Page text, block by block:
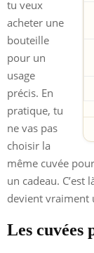
tu veux
acheter une
bouteille
pour un
usage
précis. En
pratique, tu
ne vas pas
choisir la
même cuvée
un cadeau.
devient vraiment
Les cuvées